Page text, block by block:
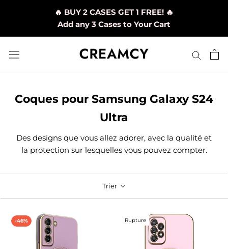
🔥 BUY 2 CASES GET 1 FREE! 🔥
Add any 3 Cases to Your Cart
Coques pour Samsung Galaxy S24
Ultra
Des designs que vous allez adorer, avec la qualité et
la protection sur lesquelles vous pouvez compter.
Trier
-46% Rupture